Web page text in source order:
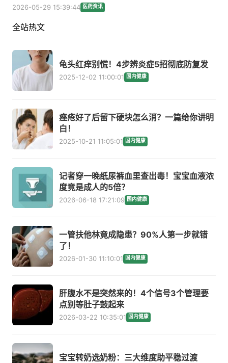
2026-05-29 15:39:44 医药资讯
全站热文
龟头红痒别慌！4步辨炎症5招彻底防复发
2025-12-02 11:00:01 国内健康
痤疮好了后留下硬块怎么消？一篇给你讲明
白！
2025-10-21 11:05:01 国内健康
记者穿一晚纸尿裤血里查出毒！宝宝血液浓
度竟是成人的5倍？
2026-06-18 17:21:09 国内健康
一管扶他林竟成隐患？90%人第一步就错
了！
2026-01-30 11:10:01 国内健康
肝腹水不是突然来的！4个信号3个管理要
点别等肚子鼓起来
2026-03-22 10:35:01 国内健康
宝宝转奶选奶粉：三大维度助平稳过渡